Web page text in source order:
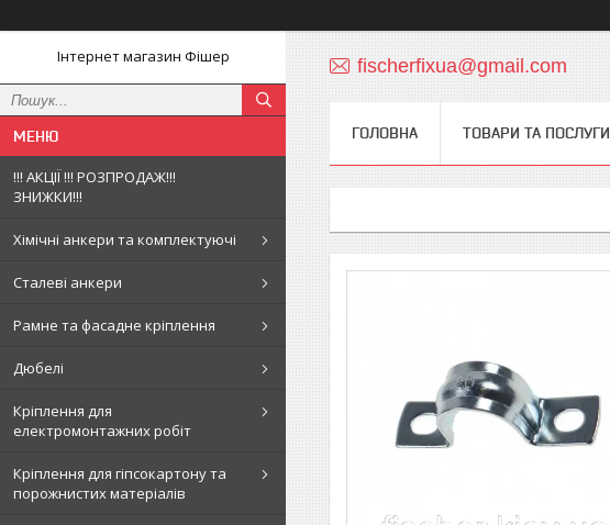
Інтернет магазин Фішер
!!! АКЦІЇ !!! РОЗПРОДАЖ!!!
ЗНИЖКИ!!!
Хімічні анкери та комплектуючі
Сталеві анкери
Рамне та фасадне кріплення
Дюбелі
Кріплення для
електромонтажних робіт
Кріплення для гіпсокартону та
порожнистих матеріалів
fischerfixua@gmail.com
ГОЛОВНА ТОВАРИ ТА ПОСЛУГИ